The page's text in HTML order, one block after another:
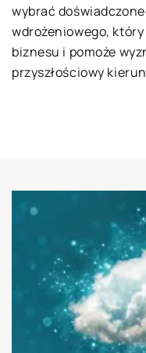
wybrać
wdrożeniowego,
biznesu i pomoże
przyszłościowy